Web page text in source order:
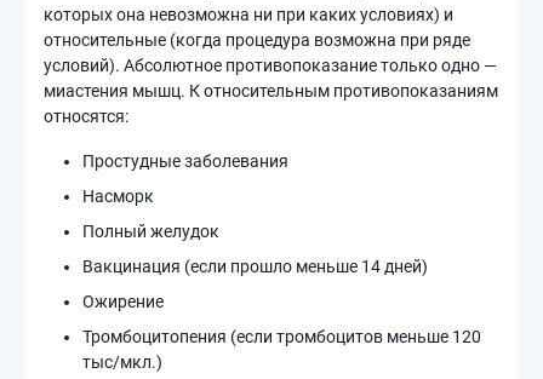
которых она невозможна ни при каких условиях) и
относительные (когда процедура возможна при ряде
условий). Абсолютное противопоказание только одно —
миастения мышц. К относительным противопоказаниям
относятся:
Простудные заболевания
Насморк
Полный желудок
Вакцинация (если прошло меньше 14 дней)
Ожирение
Тромбоцитопения (если тромбоцитов меньше 120
тыс/мкл.)